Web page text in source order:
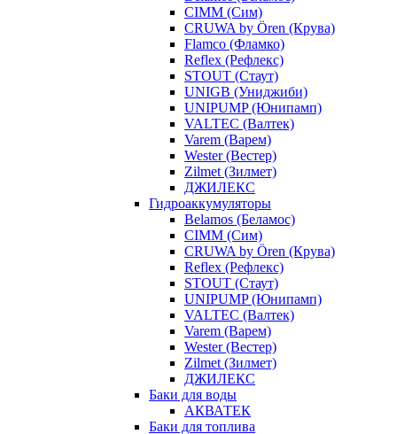
CIMM (Сим)
CRUWA by Ören (Крува)
Flamco (Фламко)
Reflex (Рефлекс)
STOUT (Стаут)
UNIGB (Униджиби)
UNIPUMP (Юнипамп)
VALTEC (Валтек)
Varem (Варем)
Wester (Вестер)
Zilmet (Зилмет)
ДЖИЛЕКС
Гидроаккумуляторы
Belamos (Беламос)
CIMM (Сим)
CRUWA by Ören (Крува)
Reflex (Рефлекс)
STOUT (Стаут)
UNIPUMP (Юнипамп)
VALTEC (Валтек)
Varem (Варем)
Wester (Вестер)
Zilmet (Зилмет)
ДЖИЛЕКС
Баки для воды
АКВАТЕК
Баки для топлива